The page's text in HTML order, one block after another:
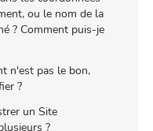
ou le nom de la
? Comment puis-je
n'est pas le bon,
?
un Site
?